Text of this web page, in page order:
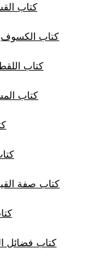
كتاب
كتاب الكسوف
كتاب
كتاب
كتاب صفة
كتاب فضائل